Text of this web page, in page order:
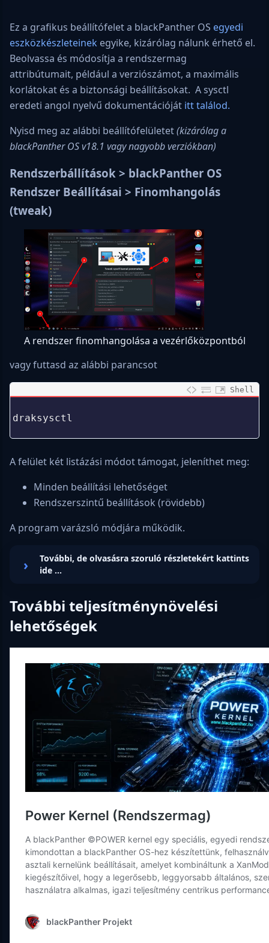
Ez a grafikus beállítófelet a blackPanther OS egyedi
eszközkészleteinek egyike, kizárólag nálunk érhető el.
Beolvassa és módosítja a rendszermag
attribútumait, például a verziószámot, a maximális
korlátokat és a biztonsági beállításokat. A sysctl
eredeti angol nyelvű dokumentációját itt találod.
Nyisd meg az alábbi beállítófelületet(kizárólag a
blackPanther OS v18.1 vagy nagyobb verziókban)
Rendszerbállítások > blackPanther OS
Rendszer Beállításai > Finomhangolás
(tweak)
A rendszer finomhangolása a vezérlőközpontból
vagy futtasd az alábbi parancsot
Shell
draksysctl
A felület két listázási módot támogat, jeleníthet meg:
Minden beállítási lehetőséget
Rendszerszintű beállítások (rövidebb)
A program varázsló módjára működik.
További, de olvasásra szoruló részletekért kattints
ide ...
További teljesítménynövelési
lehetőségek